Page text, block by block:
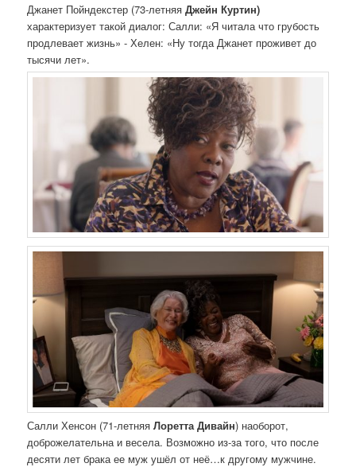
Джанет Пойндекстер (73-летняяДжейн Куртин)
характеризует такой диалог: Салли: «Я читала что грубость
продлевает жизнь» - Хелен: «Ну тогда Джанет проживет до
тысячи лет».
Салли Хенсон (71-летняяЛоретта Дивайн) наоборот,
доброжелательна и весела. Возможно из-за того, что после
десяти лет брака ее муж ушёл от неё…к другому мужчине.